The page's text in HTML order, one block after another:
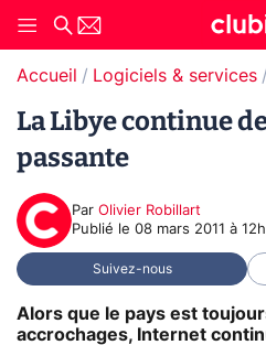
Accueil Logiciels & services
La Libye continue
passante
Par Olivier Robillart
Publié le 08 mars 2011 à
Suivez-nous
Alors que le pays est
accrochages, Internet